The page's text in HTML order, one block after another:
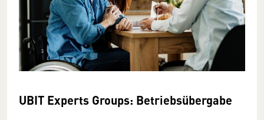
UBIT Experts Groups: Betriebsübergabe